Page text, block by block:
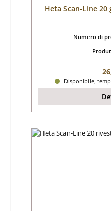
Heta Scan-Line
Numero di
Disponibile,